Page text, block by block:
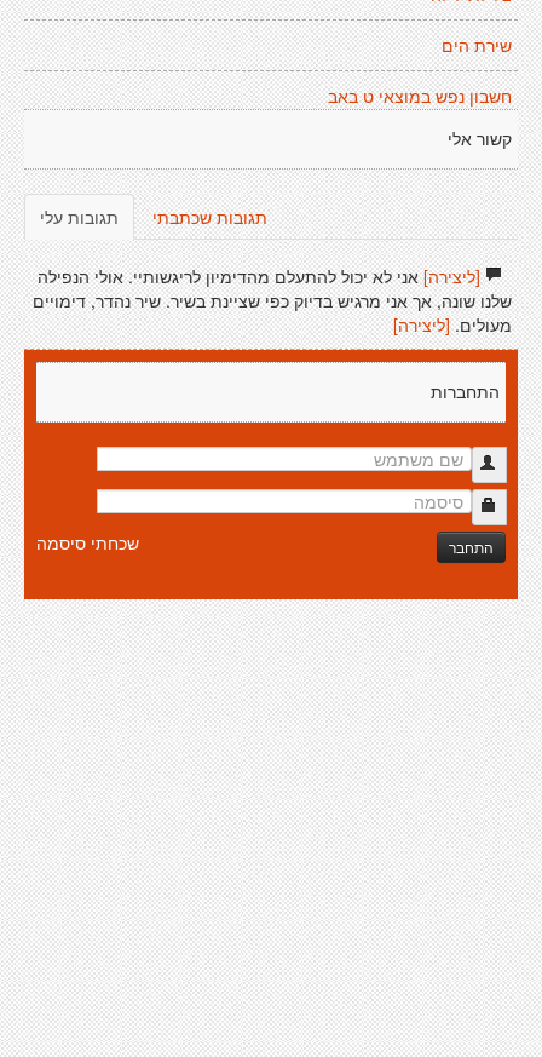
שירת הים
חשבון נפש במוצאי ט באב
קשור אלי
תגובות עלי תגובות שכתבתי
[ליצירה]אני לא יכול להתעלם מהדימיון לריגשותיי. אולי הנפילה
שלנו שונה, אך אני מרגיש בדיוק כפי שציינת בשיר. שיר נהדר, דימויים
מעולים. [ליצירה]
התחברות
התחבר שכחתי סיסמה